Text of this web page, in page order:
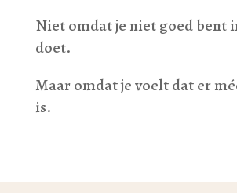
Niet omdat je niet goed bent
doet.
Maar omdat je voelt dat er
is.